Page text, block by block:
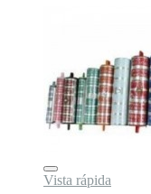
Vista rápida